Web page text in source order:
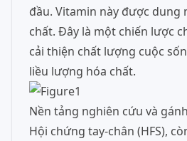
đầu. Vitamin này được
chất. Đây là một chiến lược
cải thiện chất lượng cuộc
liều lượng hóa chất.
Nền tảng nghiên cứu và
Hội chứng tay-chân (HFS),